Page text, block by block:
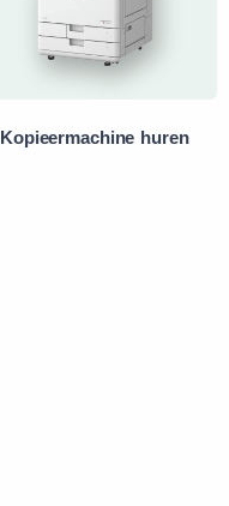
Kopieermachine huren